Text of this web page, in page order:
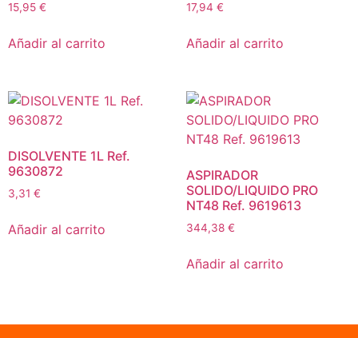
15,95 €
Añadir al carrito
17,94 €
Añadir al carrito
DISOLVENTE 1L Ref.
9630872
3,31 €
Añadir al carrito
ASPIRADOR
SOLIDO/LIQUIDO PRO
NT48 Ref. 9619613
344,38 €
Añadir al carrito